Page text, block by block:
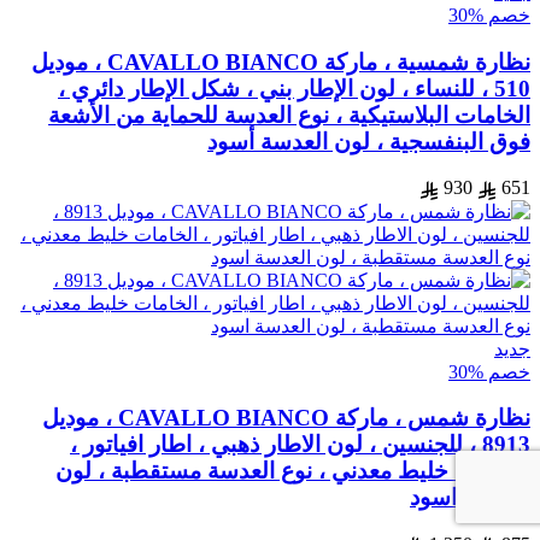
خصم %30
نظارة شمسية ، ماركة CAVALLO BIANCO ، موديل
510 ، للنساء ، لون الإطار بني ، شكل الإطار دائري ،
الخامات البلاستيكية ، نوع العدسة للحماية من الأشعة
فوق البنفسجية ، لون العدسة أسود
651
930
جديد
خصم %30
نظارة شمس ، ماركة CAVALLO BIANCO ، موديل
8913 ، للجنسين ، لون الاطار ذهبي ، اطار افياتور ،
الخامات خليط معدني ، نوع العدسة مستقطبة ، لون
العدسة اسود